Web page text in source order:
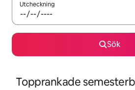
Utcheckning
Sök
Topprankade